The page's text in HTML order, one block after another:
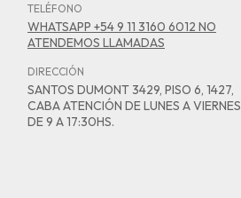
TELÉFONO
WHATSAPP +54 9 11 3160 6012 NO
ATENDEMOS LLAMADAS
DIRECCIÓN
SANTOS DUMONT 3429, PISO 6, 1427,
CABA ATENCIÓN DE LUNES A VIERNES
DE 9 A 17:30HS.